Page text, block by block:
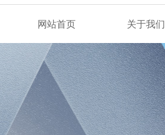
网站首页 关于我们